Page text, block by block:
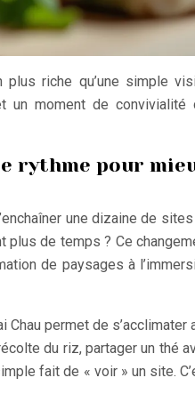
riche qu’une simple
un moment de convivialité
rythme pour
une dizaine de sites
plus de temps ? Ce
de paysages à
permet de s’acclimater
du riz, partager un thé
fait de « voir » un site.